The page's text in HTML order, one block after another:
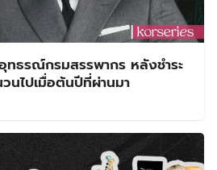
ทธรณ์กรมสรรพากร หลังชำระ
นไปเมื่อต้นปีที่ผ่านมา